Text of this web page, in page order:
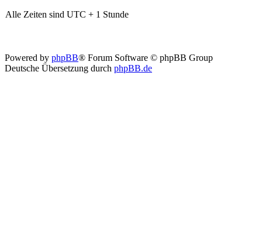
Alle Zeiten sind UTC + 1 Stunde
Powered by phpBB® Forum Software © phpBB Group
Deutsche Übersetzung durch phpBB.de